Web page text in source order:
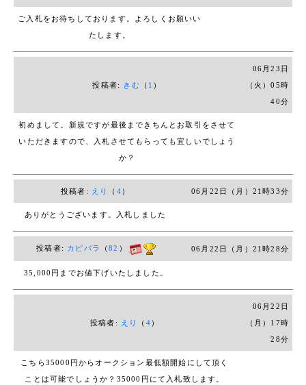
ご入札をお待ちしております。 よろしくお願いい
たします。
投稿者: きむ （ 1 ）
06月23日
（火）05時
40分
初めまして。新規ですが最後まできちんとお取引をさせて
いただきますので、入札させてもらっても宜しいでしょう
か？
投稿者: えり （ 4 ） 06月22日（月）21時33分
ありがとうございます。入札しました
投稿者: カピバラ （82 ） 06月22日（月）21時28分
35,000円までお値下げいたしました。
投稿者: えり （ 4 ）
06月22日
（月）17時
28分
こちら35000円からオークション最低額開始にして頂く
ことは可能でしょうか？35000円にて入札致します。